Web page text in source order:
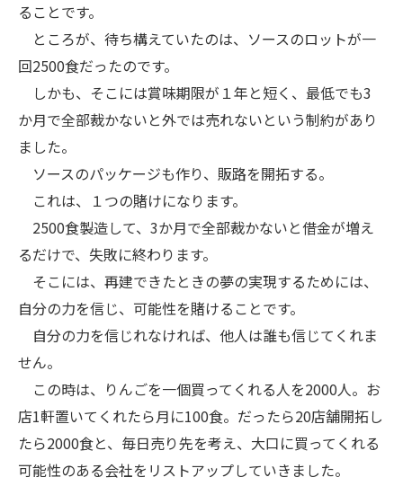
ることです。
ところが、待ち構えていたのは、ソースのロットが一
回2500食だったのです。
しかも、そこには賞味期限が１年と短く、最低でも3
か月で全部裁かないと外では売れないという制約があり
ました。
ソースのパッケージも作り、販路を開拓する。
これは、１つの賭けになります。
2500食製造して、3か月で全部裁かないと借金が増え
るだけで、失敗に終わります。
そこには、再建できたときの夢の実現するためには、
自分の力を信じ、可能性を賭けることです。
自分の力を信じれなければ、他人は誰も信じてくれま
せん。
この時は、りんごを一個買ってくれる人を2000人。お
店1軒置いてくれたら月に100食。だったら20店舗開拓し
たら2000食と、毎日売り先を考え、大口に買ってくれる
可能性のある会社をリストアップしていきました。